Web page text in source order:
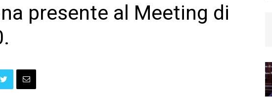
Sociale
presente al Meeting di